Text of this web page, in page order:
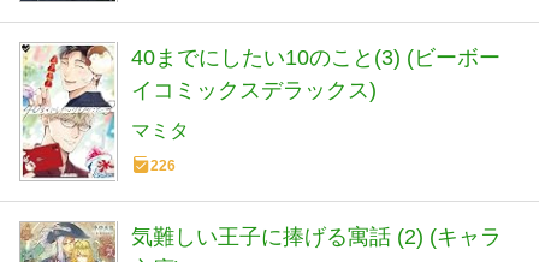
40までにしたい10のこと(3) (ビーボー
イコミックスデラックス)
マミタ
226
気難しい王子に捧げる寓話 (2) (キャラ